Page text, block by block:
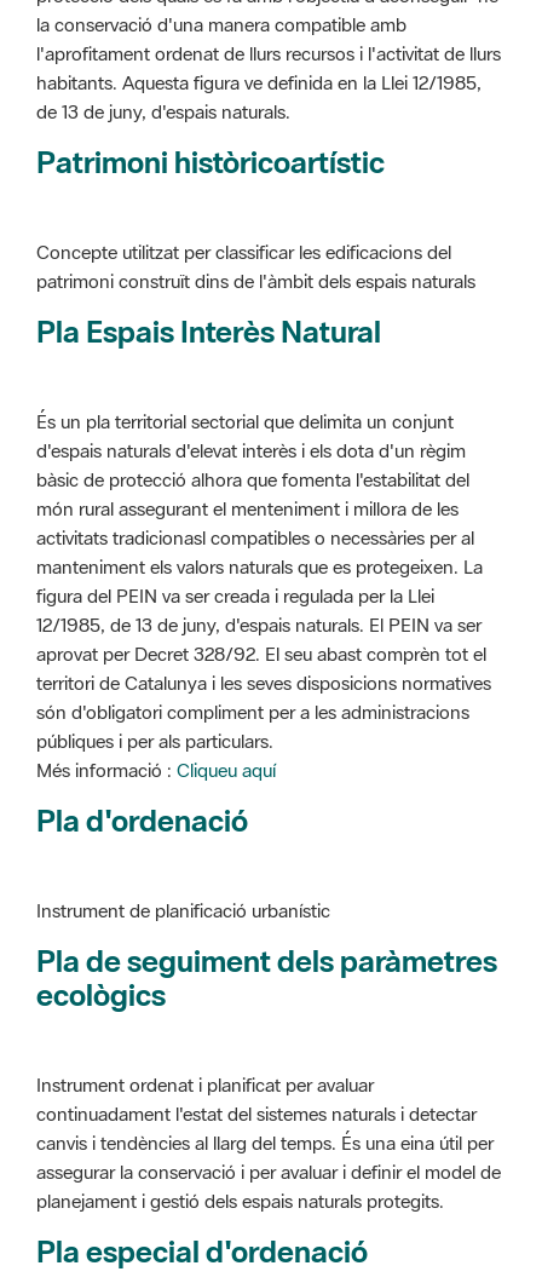
de 13 de juny, d'espais naturals.
Patrimoni històricoartístic
Concepte utilitzat per classificar les edificacions del
Pla Espais Interès Natural
És un pla territorial sectorial que delimita un conjunt
món rural assegurant el menteniment i millora de les
activitats tradicionasl compatibles o necessàries per al
manteniment els valors naturals que es protegeixen. La
figura del PEIN va ser creada i regulada per la Llei
12/1985, de 13 de juny, d'espais naturals. El PEIN va ser
aprovat per Decret 328/92. El seu abast comprèn tot el
territori de Catalunya i les seves disposicions normatives
són d'obligatori compliment per a les administracions
públiques i per als particulars.
Més informació :Cliqueu aquí
Pla d'ordenació
Instrument de planificació urbanístic
ecològics
Instrument ordenat i planificat per avaluar
assegurar la conservació i per avaluar i definir el model de
planejament i gestió dels espais naturals protegits.
Pla especial d'ordenació
Instrument de planificació urbanístic